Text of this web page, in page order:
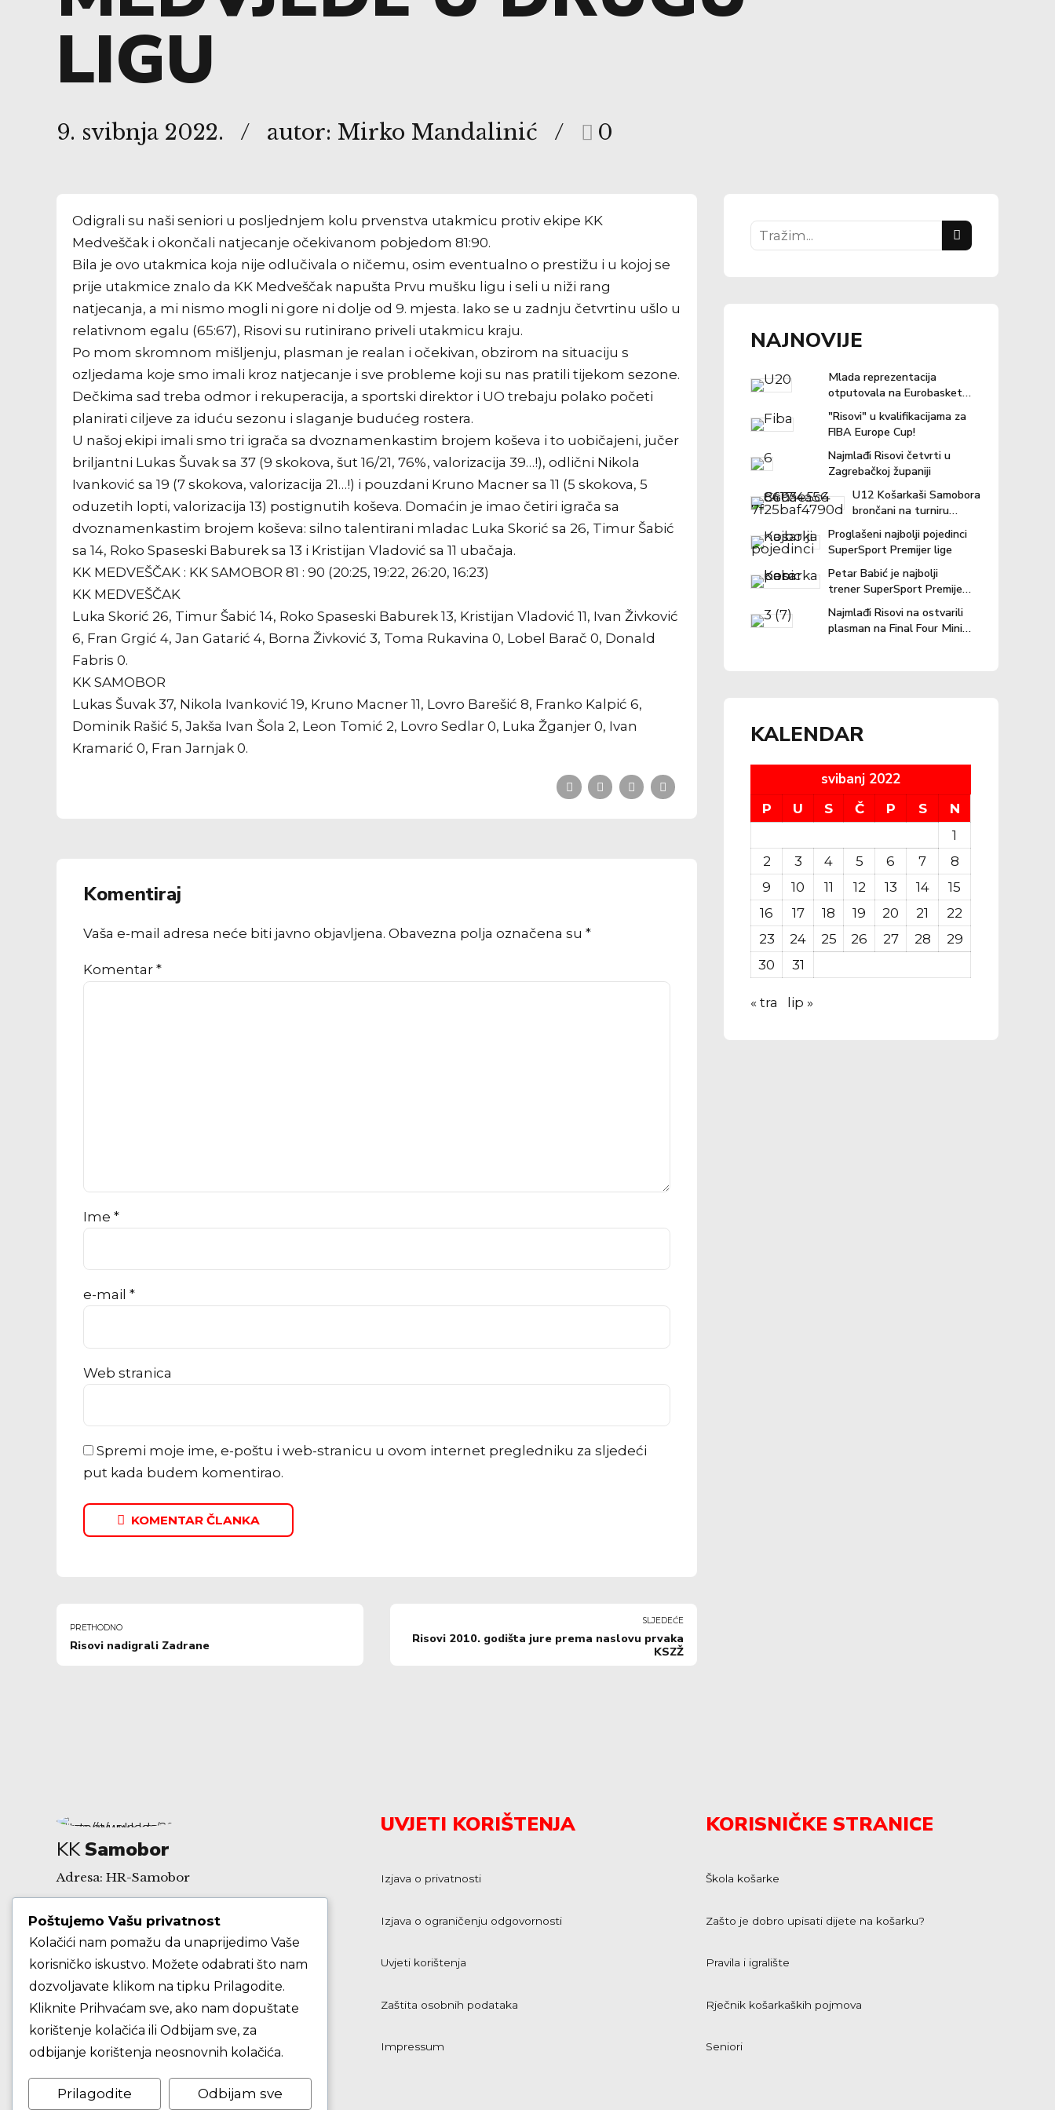
LIGU
9. svibnja 2022. autor: Mirko Mandalinić 0
Odigrali su naši seniori u posljednjem kolu prvenstva utakmicu protiv ekipe KK
Medveščak i okončali natjecanje očekivanom pobjedom 81:90.
Bila je ovo utakmica koja nije odlučivala o ničemu, osim eventualno o prestižu i u kojoj se
prije utakmice znalo da KK Medveščak napušta Prvu mušku ligu i seli u niži rang
natjecanja, a mi nismo mogli ni gore ni dolje od 9. mjesta. Iako se u zadnju četvrtinu ušlo u
relativnom egalu (65:67), Risovi su rutinirano priveli utakmicu kraju.
Po mom skromnom mišljenju, plasman je realan i očekivan, obzirom na situaciju s
ozljedama koje smo imali kroz natjecanje i sve probleme koji su nas pratili tijekom sezone.
Dečkima sad treba odmor i rekuperacija, a sportski direktor i UO trebaju polako početi
planirati ciljeve za iduću sezonu i slaganje budućeg rostera.
U našoj ekipi imali smo tri igrača sa dvoznamenkastim brojem koševa i to uobičajeni, jučer
briljantni Lukas Šuvak sa 37 (9 skokova, šut 16/21, 76%, valorizacija 39…!), odlični Nikola
Ivanković sa 19 (7 skokova, valorizacija 21…!) i pouzdani Kruno Macner sa 11 (5 skokova, 5
oduzetih lopti, valorizacija 13) postignutih koševa. Domaćin je imao četiri igrača sa
dvoznamenkastim brojem koševa: silno talentirani mladac Luka Skorić sa 26, Timur Šabić
sa 14, Roko Spaseski Baburek sa 13 i Kristijan Vladović sa 11 ubačaja.
KK MEDVEŠČAK : KK SAMOBOR 81 : 90 (20:25, 19:22, 26:20, 16:23)
KK MEDVEŠČAK
Luka Skorić 26, Timur Šabić 14, Roko Spaseski Baburek 13, Kristijan Vladović 11, Ivan Živković
6, Fran Grgić 4, Jan Gatarić 4, Borna Živković 3, Toma Rukavina 0, Lobel Barač 0, Donald
Fabris 0.
KK SAMOBOR
Lukas Šuvak 37, Nikola Ivanković 19, Kruno Macner 11, Lovro Barešić 8, Franko Kalpić 6,
Dominik Rašić 5, Jakša Ivan Šola 2, Leon Tomić 2, Lovro Sedlar 0, Luka Žganjer 0, Ivan
Kramarić 0, Fran Jarnjak 0.
Komentiraj
Vaša e-mail adresa neće biti javno objavljena. Obavezna polja označena su *
Komentar *
Ime *
e-mail *
Web stranica
Spremi moje ime, e-poštu i web-stranicu u ovom internet pregledniku za sljedeći
put kada budem komentirao.
KOMENTAR ČLANKA
PRETHODNO
Risovi nadigrali Zadrane
SLJEDEĆE
Risovi 2010. godišta jure prema naslovu prvaka
KSZŽ
NAJNOVIJE
Mlada reprezentacija
otputovala na Eurobasket u
Ljubljanu
"Risovi" u kvalifikacijama za
FIBA Europe Cup!
Najmlađi Risovi četvrti u
Zagrebačkoj županiji
U12 Košarkaši Samobora
brončani na turniru
"Povratak košarci"
Proglašeni najbolji pojedinci
SuperSport Premijer lige
Petar Babić je najbolji
trener SuperSport Premijer
lige u prošloj sezoni!
Najmlađi Risovi na ostvarili
plasman na Final Four Mini
KALENDAR
svibanj 2022
P U S Č P S
N
1
2
3 4 5 6 7
8
9
10 11 12 13 14
15
16
17 18 19 20 21
22
23
24 25 26 27 28
29
30
31
« tra lip »
KKSamobor
Adresa: HR-Samobor
Andrije Hebranga 26A
E-mail: klub@kksamobor.hr
UVJETI KORIŠTENJA
Izjava o privatnosti
Izjava o ograničenju odgovornosti
Uvjeti korištenja
Zaštita osobnih podataka
Impressum
KORISNIČKE STRANICE
Škola košarke
Zašto je dobro upisati dijete na košarku?
Pravila i igralište
Rječnik košarkaških pojmova
Seniori
Poštujemo Vašu privatnost
Kolačići nam pomažu da unaprijedimo Vaše
korisničko iskustvo. Možete odabrati što nam
dozvoljavate klikom na tipku Prilagodite.
Kliknite Prihvaćam sve, ako nam dopuštate
korištenje kolačića ili Odbijam sve, za
odbijanje korištenja neosnovnih kolačića.
Prilagodite Odbijam sve